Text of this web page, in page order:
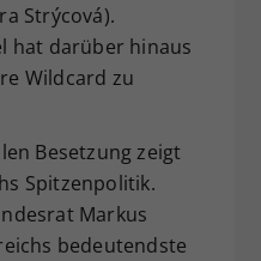
Strýcová).
hat darüber hinaus
Wildcard zu
Besetzung zeigt
Spitzenpolitik.
Markus
bedeutendste